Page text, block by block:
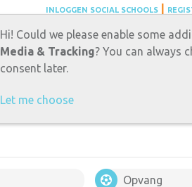
INLOGGEN SOCIAL SCHOOLS
Opvang Contact
Opvang
Hi! Could we please enable some
Media & Tracking? You can always
consent later.
Let me choose